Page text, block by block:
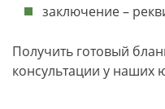
заключение –
Получить готовый
консультации у наших